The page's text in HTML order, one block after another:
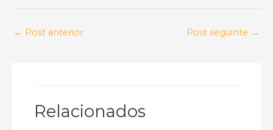
← Post anterior Post seguinte →
Relacionados